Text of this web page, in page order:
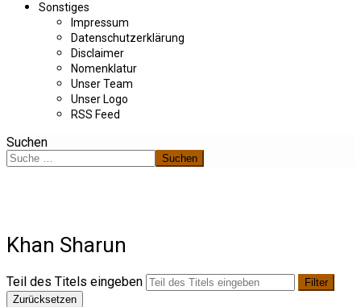
Sonstiges
Impressum
Datenschutzerklärung
Disclaimer
Nomenklatur
Unser Team
Unser Logo
RSS Feed
Suchen
Suchen
Khan Sharun
Teil des Titels eingeben
Filter
Zurücksetzen